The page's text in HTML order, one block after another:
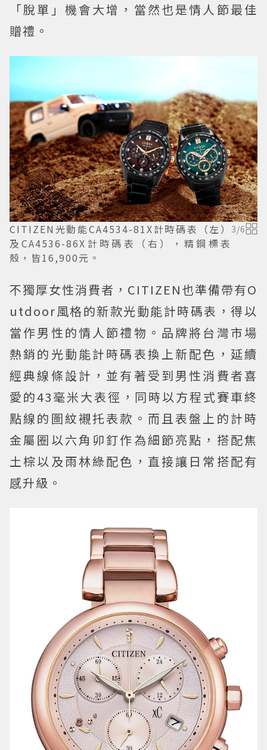
「脫單」機會大增，當然也是情人節最佳
贈禮。
CITIZEN光動能CA4534-81X計時碼表（左）
及CA4536-86X計時碼表（右），精鋼標表
殼，皆16,900元。
3/6
不獨厚女性消費者，CITIZEN也準備帶有O
utdoor風格的新款光動能計時碼表，得以
當作男性的情人節禮物。品牌將台灣市場
熱銷的光動能計時碼表換上新配色，延續
經典線條設計，並有著受到男性消費者喜
愛的43毫米大表徑，同時以方程式賽車終
點線的圖紋襯托表款。而且表盤上的計時
金屬圈以六角卯釘作為細節亮點，搭配焦
土棕以及雨林綠配色，直接讓日常搭配有
感升級。